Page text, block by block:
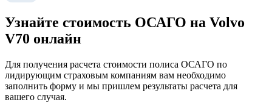
Узнайте стоимость ОСАГО на Volvo
V70 онлайн
Для получения расчета стоимости полиса ОСАГО по
лидирующим страховым компаниям вам необходимо
заполнить форму и мы пришлем результаты расчета для
вашего случая.